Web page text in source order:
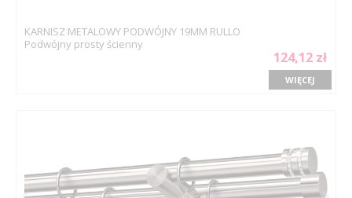
KARNISZ METALOWY PODWÓJNY 19MM RULLO
Podwójny prosty ścienny
124,12 zł
WIĘCEJ